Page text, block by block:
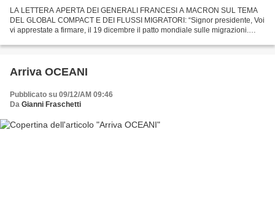
LA LETTERA APERTA DEI GENERALI FRANCESI A MACRON SUL TEMA
DEL GLOBAL COMPACT E DEI FLUSSI MIGRATORI: “Signor presidente, Voi
vi apprestate a firmare, il 19 dicembre il patto mondiale sulle migrazioni.
Arriva OCEANI
Pubblicato su 09/12/AM 09:46
Da Gianni Fraschetti